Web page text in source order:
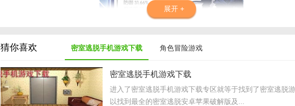
【战斗无止境用法】
展开 +
猜你喜欢 密室逃脱手机游戏下载 角色冒险游戏
密室逃脱手机游戏下载
进入了密室逃脱手机游戏下载专区就等于找到了密室逃脱
以找到最全的密室逃脱安卓苹果破解版及...